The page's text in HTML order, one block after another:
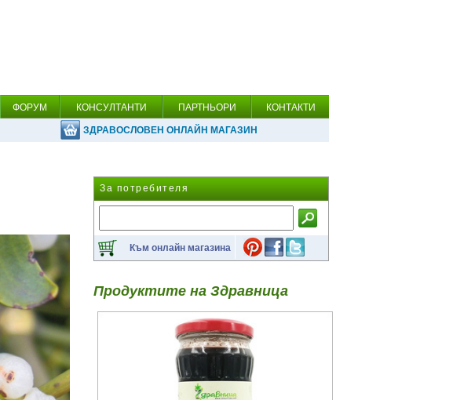
ФОРУМ КОНСУЛТАНТИ ПАРТНЬОРИ КОНТАКТИ
ЗДРАВОСЛОВЕН ОНЛАЙН МАГАЗИН
За потребителя
Към онлайн магазина
Продуктите на Здравница